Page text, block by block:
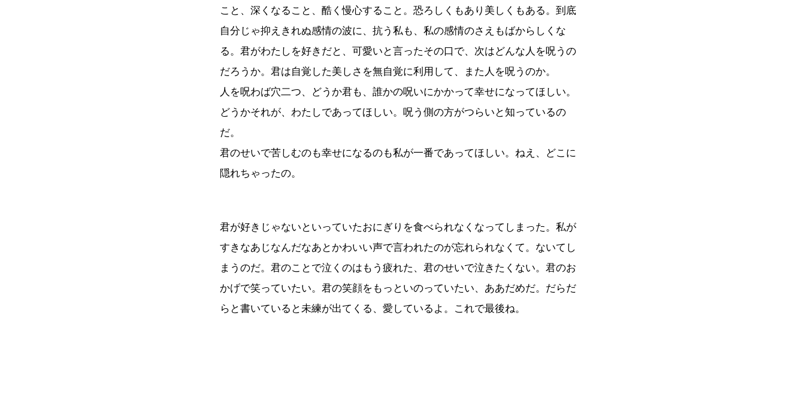
こと、深くなること、酷く慢心すること。恐ろしくもあり美しくもある。到底
自分じゃ抑えきれぬ感情の波に、抗う私も、私の感情のさえもばからしくな
る。君がわたしを好きだと、可愛いと言ったその口で、次はどんな人を呪うの
だろうか。君は自覚した美しさを無自覚に利用して、また人を呪うのか。
人を呪わば穴二つ、どうか君も、誰かの呪いにかかって幸せになってほしい。
どうかそれが、わたしであってほしい。呪う側の方がつらいと知っているの
だ。
君のせいで苦しむのも幸せになるのも私が一番であってほしい。ねえ、どこに
隠れちゃったの。
君が好きじゃないといっていたおにぎりを食べられなくなってしまった。私が
すきなあじなんだなあとかわいい声で言われたのが忘れられなくて。ないてし
まうのだ。君のことで泣くのはもう疲れた、君のせいで泣きたくない。君のお
かげで笑っていたい。君の笑顔をもっといのっていたい、ああだめだ。だらだ
らと書いていると未練が出てくる、愛しているよ。これで最後ね。